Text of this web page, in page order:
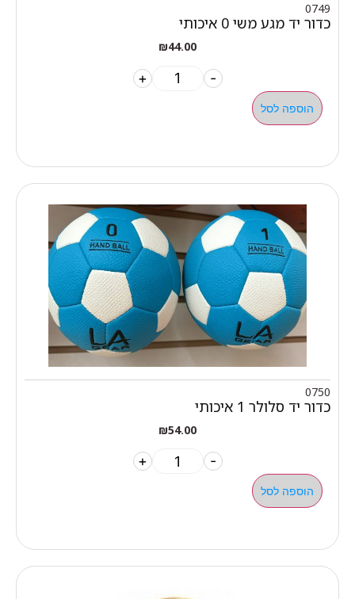
0749
כדור יד מגע משי 0 איכותי
₪44.00
-
+
הוספה לסל
0750
כדור יד סלולר 1 איכותי
₪54.00
-
+
הוספה לסל